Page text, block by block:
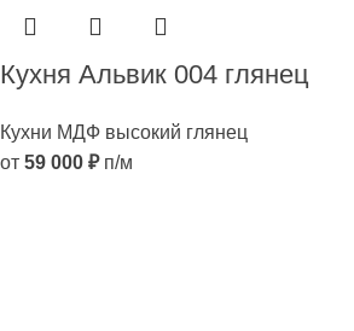
Кухня Альвик 004 глянец
Кухни МДФ высокий глянец
от 59 000 ₽п/м